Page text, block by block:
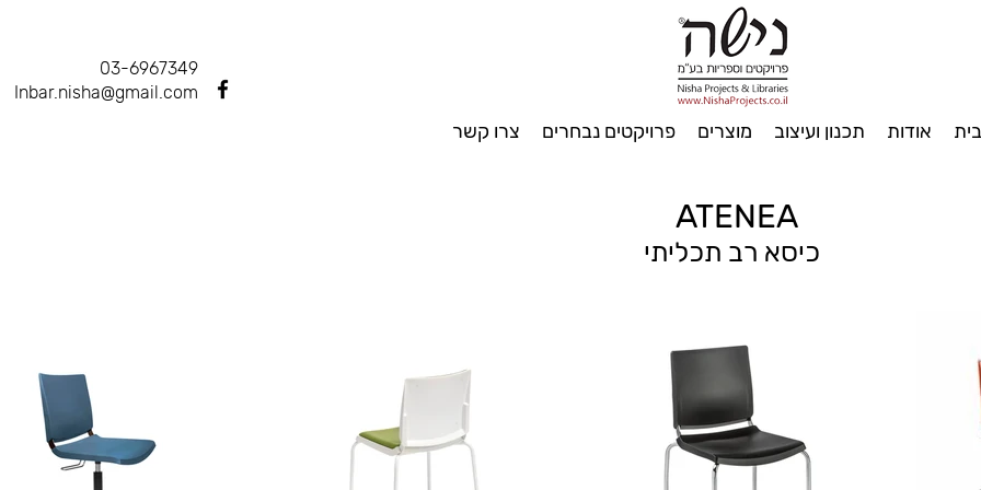
03-6967349
Inbar.nisha@gmail.com
אודות תכנון ועיצוב מוצרים פרויקטים נבחרים צרו קשר
ATENEA
כיסא רב תכליתי